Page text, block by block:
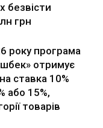
безвісти
грн
року програма
отримує
ставка 10%
або 15%,
товарів